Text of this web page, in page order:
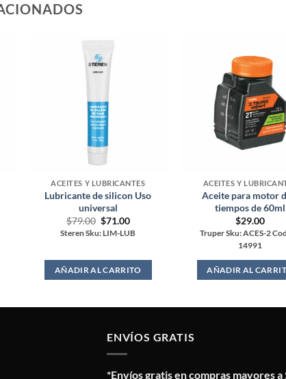
ACEITES Y LUBRICANTES
Lubricante de silicon Uso
universal
$79.00 Original
price
was:
$71.00Current
price
is:
Steren Sku: LIM-LUB
AÑADIR AL CARRITO
ACEITES Y
Aceite para motor
tiempos de 60ml
$29.00
Truper Sku: ACES-2
14991
AÑADIR AL
ENVÍOS GRATIS
*Envíos gratis en compras mayores a